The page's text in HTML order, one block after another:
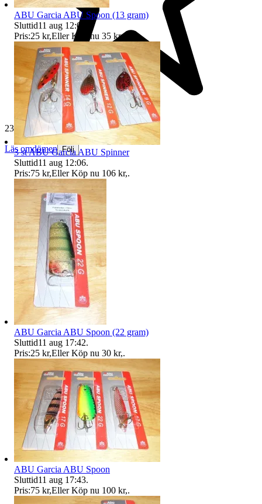
23 717 omdömen
Läs omdömen Följ
ABU Garcia ABU Spoon (13 gram)
Sluttid11 aug 12:06
Pris:25 kr,Eller Köp nu 35 kr,.
3 st ABU Garcia ABU Spinner
Sluttid11 aug 12:06.
Pris:75 kr,Eller Köp nu 106 kr,.
ABU Garcia ABU Spoon (22 gram)
Sluttid11 aug 17:42.
Pris:25 kr,Eller Köp nu 30 kr,.
ABU Garcia ABU Spoon
Sluttid11 aug 17:43.
Pris:75 kr,Eller Köp nu 100 kr,.